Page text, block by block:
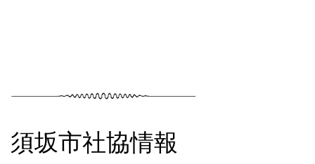
須坂市社協情報